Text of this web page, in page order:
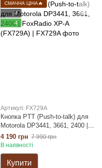
СМАЧНА ЦІНА🔥
4
4
Артикул: FX729A
Кнопка PTT (Push-to-talk) для
Motorola DP3441, 3661, 2400 |
FoxRadio XP-A (FX729A)
4 190 грн 7 990 грн
В наявності
Купити